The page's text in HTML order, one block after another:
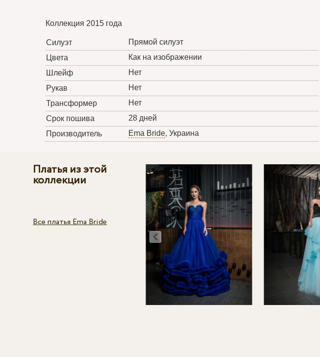
Коллекция 2015 года
Силуэт
Прямой силуэт
Цвета
Как на изображении
Шлейф
Нет
Рукав
Нет
Трансформер
Нет
Срок пошива
28 дней
Производитель
Ema Bride, Украина
Платья из этой
коллекции
Все платья Ema Bride